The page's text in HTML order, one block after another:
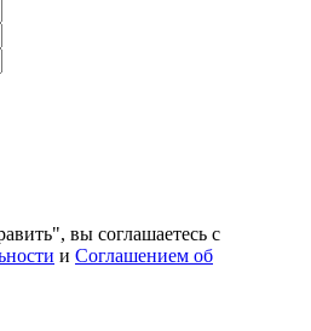
вы соглашаетесь с
и Соглашением об